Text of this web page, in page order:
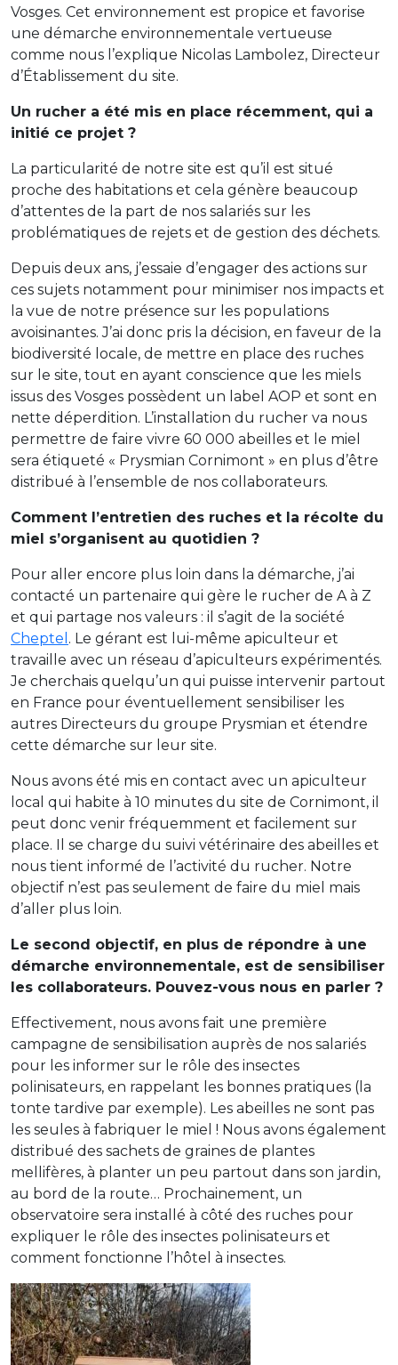
Vosges. Cet environnement est propice et favorise
une démarche environnementale vertueuse
comme nous l’explique Nicolas Lambolez, Directeur
d’Établissement du site.
Un rucher a été mis en place récemment, qui a
initié ce projet ?
La particularité de notre site est qu’il est situé
proche des habitations et cela génère beaucoup
d’attentes de la part de nos salariés sur les
problématiques de rejets et de gestion des déchets.
Depuis deux ans, j’essaie d’engager des actions sur
ces sujets notamment pour minimiser nos impacts et
la vue de notre présence sur les populations
avoisinantes. J’ai donc pris la décision, en faveur de la
biodiversité locale, de mettre en place des ruches
sur le site, tout en ayant conscience que les miels
issus des Vosges possèdent un label AOP et sont en
nette déperdition. L’installation du rucher va nous
permettre de faire vivre 60 000 abeilles et le miel
sera étiqueté « Prysmian Cornimont » en plus d’être
distribué à l’ensemble de nos collaborateurs.
Comment l’entretien des ruches et la récolte du
miel s’organisent au quotidien ?
Pour aller encore plus loin dans la démarche, j’ai
contacté un partenaire qui gère le rucher de A à Z
et qui partage nos valeurs : il s’agit de la société
Cheptel . Le gérant est lui-même apiculteur et
travaille avec un réseau d’apiculteurs expérimentés.
Je cherchais quelqu’un qui puisse intervenir partout
en France pour éventuellement sensibiliser les
autres Directeurs du groupe Prysmian et étendre
cette démarche sur leur site.
Nous avons été mis en contact avec un apiculteur
local qui habite à 10 minutes du site de Cornimont, il
peut donc venir fréquemment et facilement sur
place. Il se charge du suivi vétérinaire des abeilles et
nous tient informé de l’activité du rucher. Notre
objectif n’est pas seulement de faire du miel mais
d’aller plus loin.
Le second objectif, en plus de répondre à une
démarche environnementale, est de sensibiliser
les collaborateurs. Pouvez-vous nous en parler ?
Effectivement, nous avons fait une première
campagne de sensibilisation auprès de nos salariés
pour les informer sur le rôle des insectes
polinisateurs, en rappelant les bonnes pratiques (la
tonte tardive par exemple). Les abeilles ne sont pas
les seules à fabriquer le miel ! Nous avons également
distribué des sachets de graines de plantes
mellifères, à planter un peu partout dans son jardin,
au bord de la route… Prochainement, un
observatoire sera installé à côté des ruches pour
expliquer le rôle des insectes polinisateurs et
comment fonctionne l’hôtel à insectes.